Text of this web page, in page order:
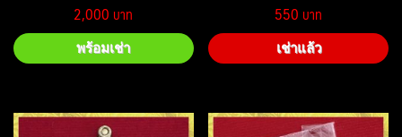
2,000
พร้อมเช่า
550
เช่าแล้ว